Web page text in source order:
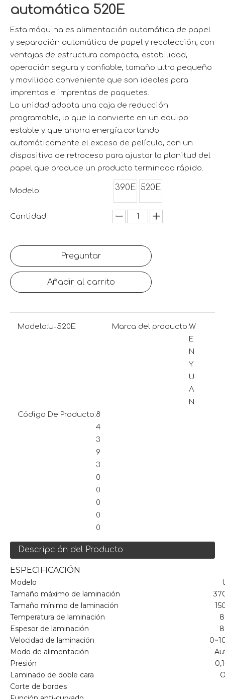
automática 520E
Esta máquina es alimentación automática de papel
y separación automática de papel y recolección, con
ventajas de estructura compacta, estabilidad,
operación segura y confiable, tamaño ultra pequeño
y movilidad conveniente que son ideales para
imprentas e imprentas de paquetes.
La unidad adopta una caja de reducción
programable, lo que la convierte en un equipo
estable y que ahorra energía.cortando
automáticamente el exceso de película, con un
dispositivo de retroceso para ajustar la planitud del
papel que produce un producto terminado rápido.
Modelo: 390E 520E
Cantidad:
Preguntar
Añadir al carrito
Modelo:U-520E Marca del producto:W
E
N
Y
U
A
N
Código De Producto:8
4
3
9
3
0
0
0
0
0
Descripción del Producto
ESPECIFICACIÓN
Modelo
Tamaño máximo de laminación
Tamaño mínimo de laminación
Temperatura de laminación
Espesor de laminación
Velocidad de laminación
Modo de alimentación
Presión
Laminado de doble cara
Corte de bordes